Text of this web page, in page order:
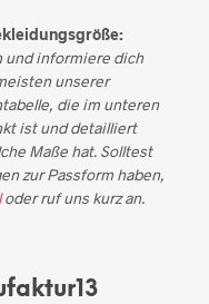
und informiere dich
unserer
die im unteren
ist und detailliert
Maße hat. Solltest
zur Passform haben,
oder ruf uns kurz an.